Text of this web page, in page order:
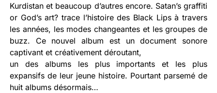
Kurdistan et beaucoup d’autres encore. Satan’s graffiti
or God’s art? trace l’histoire des Black Lips à travers
les années, les modes changeantes et les groupes de
buzz. Ce nouvel album est un document sonore
captivant et créativement déroutant,
un des albums les plus importants et les plus
expansifs de leur jeune histoire. Pourtant parsemé de
huit albums désormais…